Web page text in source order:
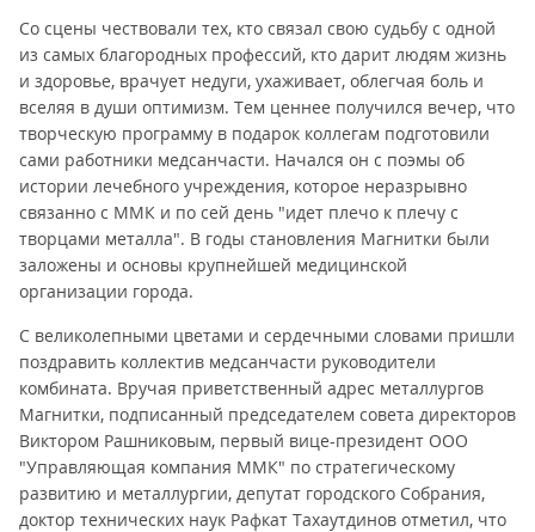
Со сцены чествовали тех, кто связал свою судьбу с одной
из самых благородных профессий, кто дарит людям жизнь
и здоровье, врачует недуги, ухаживает, облегчая боль и
вселяя в души оптимизм. Тем ценнее получился вечер, что
творческую программу в подарок коллегам подготовили
сами работники медсанчасти. Начался он с поэмы об
истории лечебного учреждения, которое неразрывно
связанно с ММК и по сей день "идет плечо к плечу с
творцами металла". В годы становления Магнитки были
заложены и основы крупнейшей медицинской
организации города.
С великолепными цветами и сердечными словами пришли
поздравить коллектив медсанчасти руководители
комбината. Вручая приветственный адрес металлургов
Магнитки, подписанный председателем совета директоров
Виктором Рашниковым, первый вице-президент ООО
"Управляющая компания ММК" по стратегическому
развитию и металлургии, депутат городского Собрания,
доктор технических наук Рафкат Тахаутдинов отметил, что